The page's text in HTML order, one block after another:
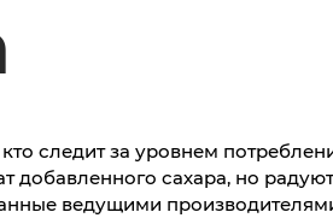
следит за уровнем
сахара, но
ведущими